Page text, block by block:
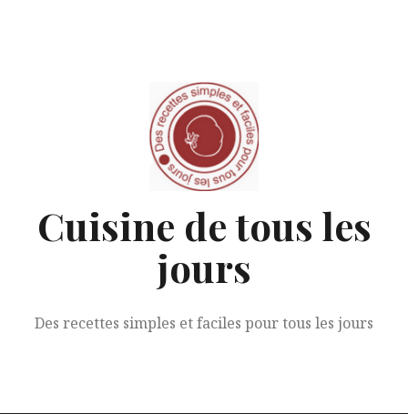
Cuisine de tous les
jours
Des recettes simples et faciles pour tous les jours